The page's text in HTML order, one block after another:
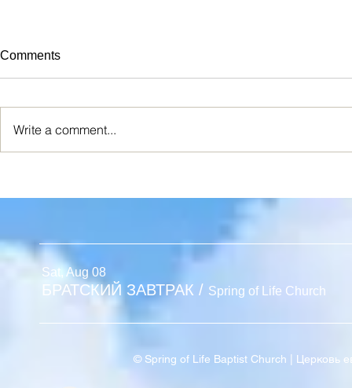
Comments
Write a comment...
Sat, Aug 08
БРАТСКИЙ ЗАВТРАК / Spring of Life Church
© Spring of Life Baptist Church | Церковь